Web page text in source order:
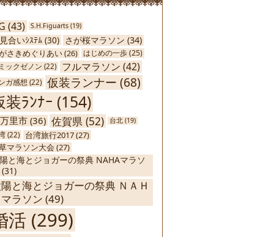
(43) S.H.Figuarts (19)
合いｼｽﾃﾑ (30) さが桜マラソン (34)
さきめぐりあい(26) はじめの一歩(25)
ックゼノン (22) フルマラソン (42)
ガ感想 (22) 仮装ランナー (68)
装ﾗﾝﾅｰ (154)
里市 (36) 佐賀県 (52) 台北 (19)
(22) 台湾旅行2017(27)
マラソン大会 (27)
と海とジョガーの祭典 NAHAマラソ
(31)
と海とジョガーの祭典 ＮＡＨ
マラソン (49)
活 (299)